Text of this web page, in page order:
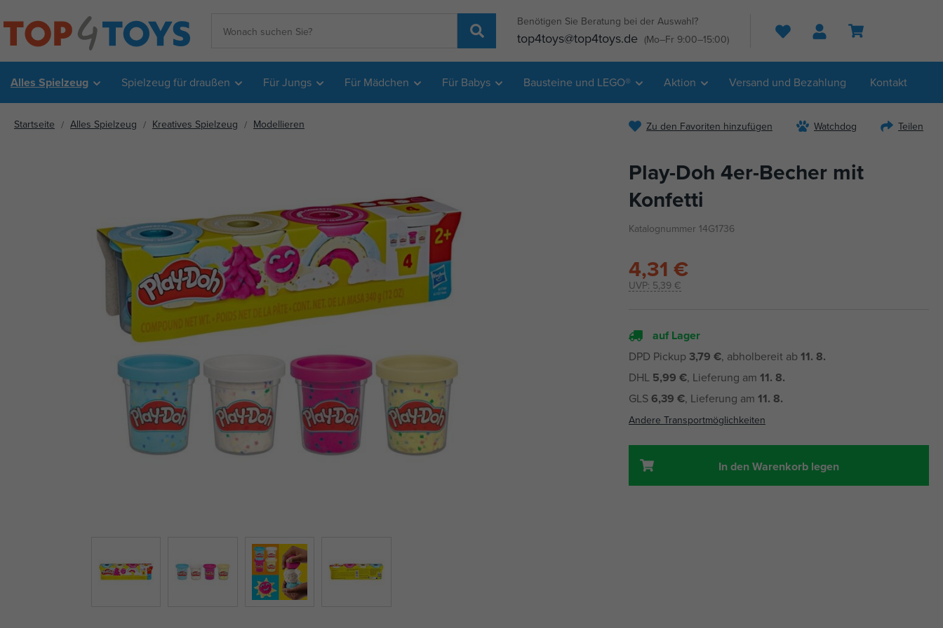
Benötigen Sie Beratung bei der Auswahl?
top4toys@top4toys.de (Mo–Fr 9:00–15:00) Suche
Alles Spielzeug Spielzeug für draußen Für Jungs Für Mädchen Für Babys Bausteine und LEGO® Aktion Versand und Bezahlung Kontakt
Startseite Alles Spielzeug Kreatives Spielzeug Modellieren Zu den Favoriten hinzufügen Watchdog Teilen
Play-Doh 4er-Becher mit
Konfetti
Katalognummer 14G1736
UVP: 5,39 €
4,31 €
auf Lager
DPD Pickup 3,79 €, abholbereit ab 11. 8.
DHL 5,99 €, Lieferung am 11. 8.
GLS6,39 €, Lieferung am 11. 8.
Andere Transportmöglichkeiten
In den Warenkorb legen